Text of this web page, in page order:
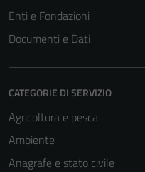
Enti e Fondazioni
Documenti e Dati
CATEGORIE DI SERVIZIO
Agricoltura e pesca
Ambiente
Anagrafe e stato civile